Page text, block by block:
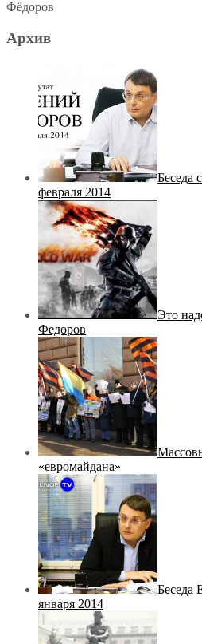
Фёдоров
Архив
Беседа
февраля 2014
Это
Федоров
«евромайдана»
Беседа
января 2014